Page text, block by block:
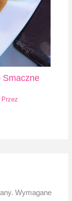
Smaczne
Przez
Wymagane